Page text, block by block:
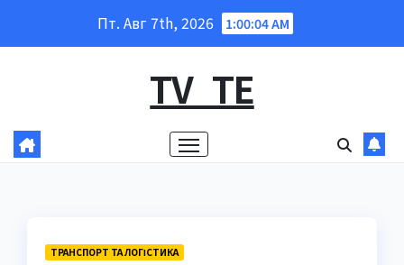
Пт. Авг 7th, 2026 1:00:05 AM
TV_TE
ТРАНСПОРТ ТА ЛОГІСТИКА